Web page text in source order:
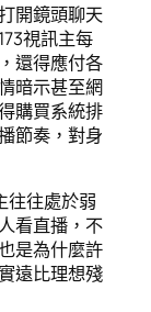
開鏡頭聊天
視訊主每
還得應付各
暗示甚至網
購買系統排
節奏，對身
往往處於弱
看直播，不
是為什麼許
遠比理想殘